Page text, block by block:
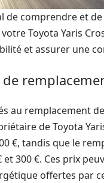
de comprendre et
Toyota Yaris
et assurer une
au remplacement
de Toyota
€, tandis que le
300 €. Ces prix
offertes par